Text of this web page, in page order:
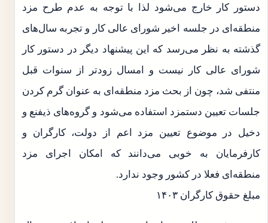
دستور کار خارج می‌شود لذا با توجه به عدم طرح مزد
منطقه‌ای در جلسه اخیر شورای عالی کار و تجربه سال‌های
گذشته به نظر می‌رسد که این پیشنهاد دیگر در دستور کار
شورای عالی کار نیست و امسال زودتر از سنوات قبل
منتفی شد، چون از بحث مزد منطقه‌ای به عنوان گرم کردن
جلسات تعیین دستمزد استفاده می‌شود و گروه‌های ذیفنع و
دخیل در موضوع تعیین مزد اعم از دولت، کارگران و
کارفرمایان به خوبی می‌دانند که امکان اجرای مزد
منطقه‌ای فعلا در کشور وجود ندارد.
مبلغ حقوق کارگران ۱۴۰۳